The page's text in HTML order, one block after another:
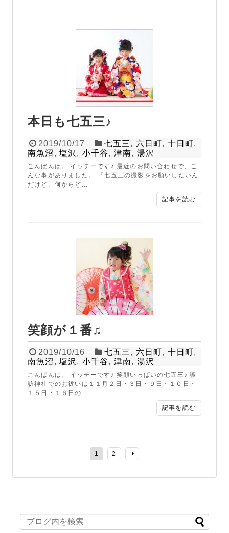
本日も七五三♪
2019/10/17 七五三, 六日町, 十日町,
南魚沼 ,塩沢 , 小千谷, 津南, 湯沢
こんばんは。 イッチーです♪ 最近のお問い合わせで、こ
んな事がありました。 『七五三の撮影をお願いしたいん
だけど、何からど...
記事を読む
笑顔が１番♫
2019/10/16 七五三, 六日町, 十日町,
南魚沼 ,塩沢 , 小千谷, 津南, 湯沢
こんばんは。 イッチーです♪ 笑顔いっぱいの七五三♪ 諏
訪神社でのお祓いは１１月２日・３日・９日・１０日・
１５日・１６日の...
記事を読む
1 2